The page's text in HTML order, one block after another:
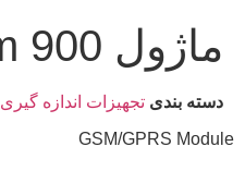
ماژول sim 900
دسته بندی تجهیزات اندازه گیری
GSM/GPRS Module